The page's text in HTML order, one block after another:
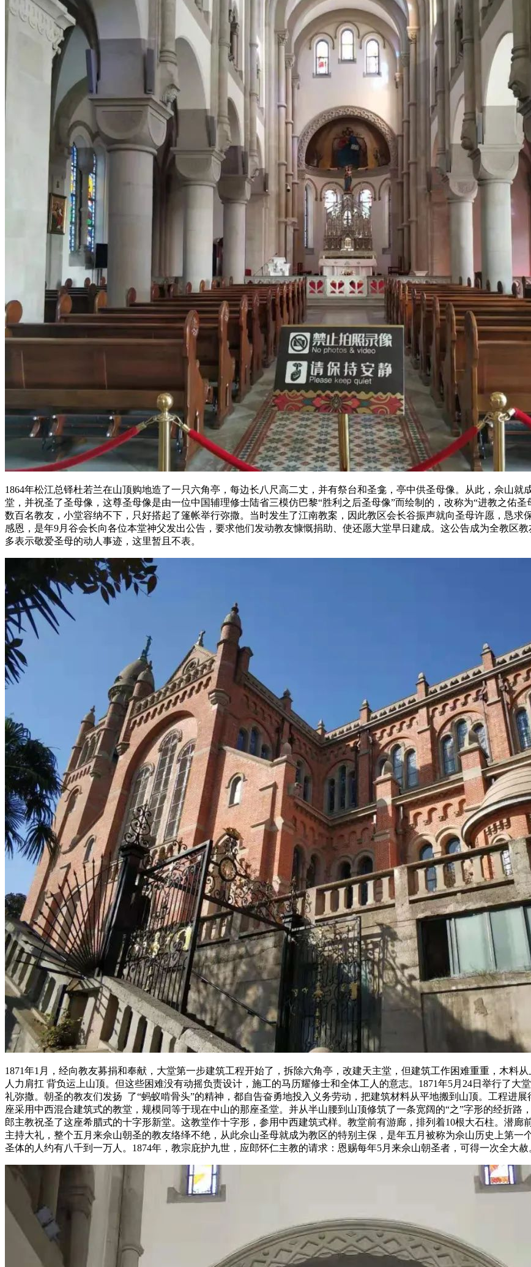
1864年松江总铎杜若兰在山顶购地造了一只六角亭，每边长八尺高二丈，并有祭台和圣龛，亭中供圣母像。从此，佘山
堂，并祝圣了圣母像，这尊圣母像是由一位中国辅理修士陆省三模仿巴黎“胜利之后圣母像”而绘制的，改称为“进教之佑
数百名教友，小堂容纳不下，只好搭起了篷帐举行弥撒。当时发生了江南教案，因此教区会长谷振声就向圣母许愿，恳
感恩，是年9月谷会长向各位本堂神父发出公告，要求他们发动教友慷慨捐助、使还愿大堂早日建成。这公告成为全教区
多表示敬爱圣母的动人事迹，这里暂且不表。
1871年1月，经向教友募捐和奉献，大堂第一步建筑工程开始了，拆除六角亭，改建天主堂，但建筑工作困难重重，木料
人力肩扛 背负运上山顶。但这些困难没有动摇负责设计，施工的马历耀修士和全体工人的意志。1871年5月24日举行了
礼弥撒。朝圣的教友们发扬 了“蚂蚁啃骨头”的精神，都自告奋勇地投入义务劳动，把建筑材料从平地搬到山顶。工程进
座采用中西混合建筑式的教堂，规模同等于现在中山的那座圣堂。并从半山腰到山顶修筑了一条宽阔的“之”字形的经折路
郎主教祝圣了这座希腊式的十字形新堂。这教堂作十字形，参用中西建筑式样。教堂前有游廊，排列着10根大石柱。潜廊
主持大礼，整个五月来佘山朝圣的教友络绎不绝，从此佘山圣母就成为教区的特别主保，是年五月被称为佘山历史上第一
圣体的人约有八千到一万人。1874年，教宗庇护九世，应郎怀仁主教的请求：恩赐每年5月来佘山朝圣者，可得一次全大赦